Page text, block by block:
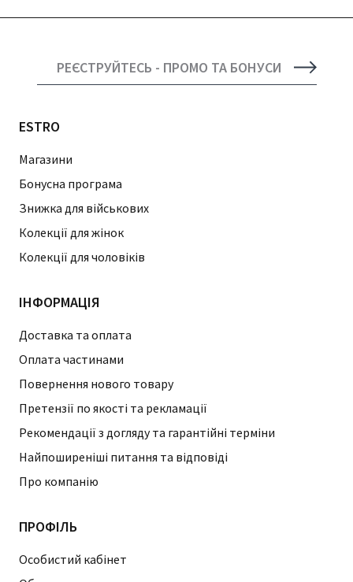
РЕЄСТРУЙТЕСЬ - ПРОМО ТА БОНУСИ
ESTRO
Магазини
Бонусна програма
Знижка для військових
Колекції для жінок
Колекції для чоловіків
ІНФОРМАЦІЯ
Доставка та оплата
Оплата частинами
Повернення нового товару
Претензії по якості та рекламації
Рекомендації з догляду та гарантійні терміни
Найпоширеніші питання та відповіді
Про компанію
ПРОФІЛЬ
Особистий кабінет